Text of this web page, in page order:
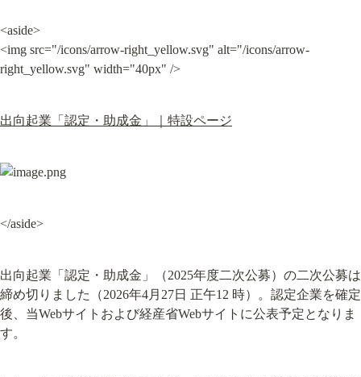
<aside>
<img src="/icons/arrow-right_yellow.svg" alt="/icons/arrow-
right_yellow.svg" width="40px" />
出向起業「認定・助成金」｜特設ページ
</aside>
出向起業「認定・助成金」（2025年度二次公募）の二次公募は
締め切りました（2026年4月27日 正午12 時）。認定企業を確定
後、当Webサイトおよび経産省Webサイトに公表予定となりま
す。